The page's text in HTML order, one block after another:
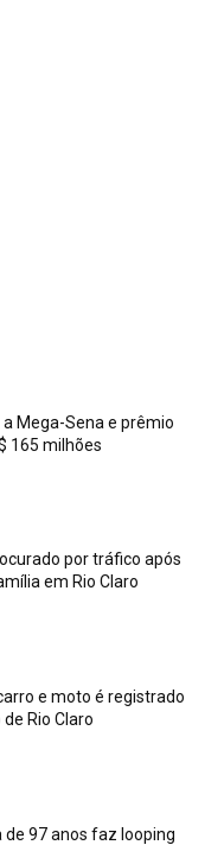
Mega-Sena e prêmio
165 milhões
por tráfico após
em Rio Claro
e moto é registrado
Rio Claro
de 97 anos faz looping